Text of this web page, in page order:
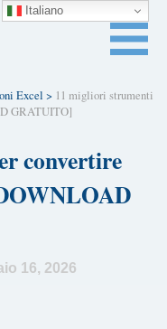
Excel > 11 migliori strumenti
GRATUITO]
convertire
16, 2026
Italiano